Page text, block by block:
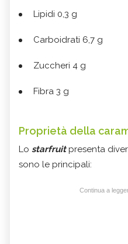
Lipidi 0,3 g
Carboidrati 6,7 g
Zuccheri 4 g
Fibra 3 g
Proprietà della
Lo starfruitpresenta
sono le principali:
Continua a